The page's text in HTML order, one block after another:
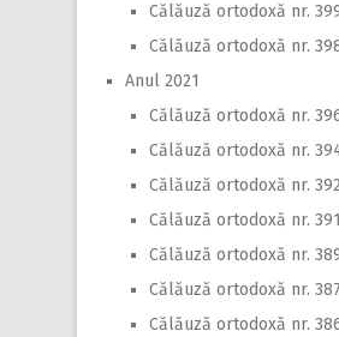
Călăuză ortodoxă nr.
Călăuză ortodoxă nr.
Anul 2021
Călăuză ortodoxă nr.
Călăuză ortodoxă nr.
Călăuză ortodoxă nr.
Călăuză ortodoxă nr. 391
Călăuză ortodoxă nr.
Călăuză ortodoxă nr.
Călăuză ortodoxă nr.